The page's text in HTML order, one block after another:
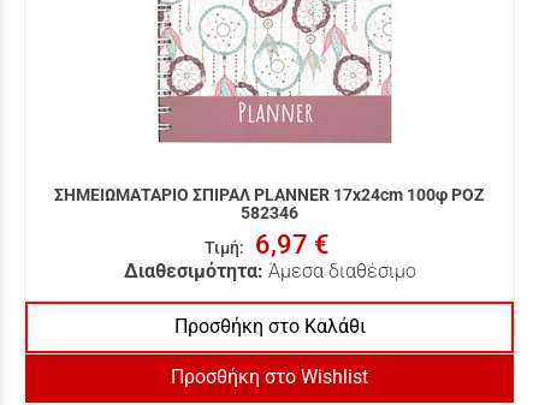
ΣΗΜΕΙΩΜΑΤΑΡΙΟ ΣΠΙΡΑΛ PLANNER 17x24cm 100φ ΡΟΖ
582346
Τιμή: 6,97 €
Διαθεσιμότητα: Άμεσα διαθέσιμο
Προσθήκη στο Καλάθι
Προσθήκη στο Wishlist